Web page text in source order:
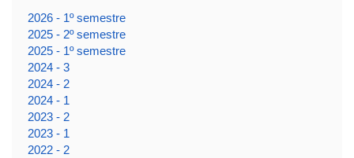
2026 - 1º semestre
2025 - 2º semestre
2025 - 1º semestre
2024 - 3
2024 - 2
2024 - 1
2023 - 2
2023 - 1
2022 - 2